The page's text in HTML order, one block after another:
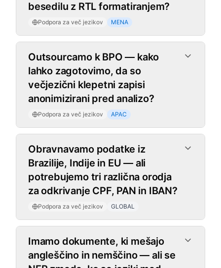
besedilu z RTL formatiranjem?
Podpora za več jezikov MENA
Outsourcamo k BPO — kako
lahko zagotovimo, da so
večjezični klepetni zapisi
anonimizirani pred analizo?
Podpora za več jezikov APAC
Obravnavamo podatke iz
Brazilije, Indije in EU — ali
potrebujemo tri različna orodja
za odkrivanje CPF, PAN in IBAN?
Podpora za več jezikov GLOBAL
Imamo dokumente, ki mešajo
angleščino in nemščino — ali se